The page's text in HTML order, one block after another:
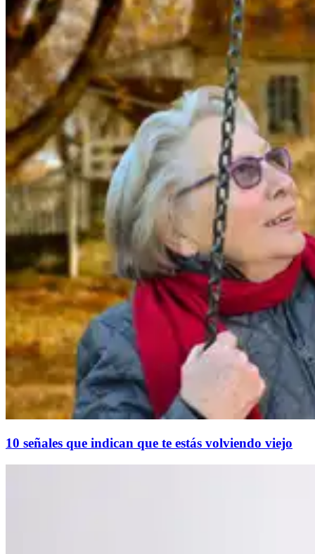
10 señales que indican que te estás volviendo viejo